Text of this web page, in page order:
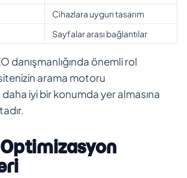
Cihazlara uygun tasarım
Sayfalar arası bağlantılar
danışmanlığında önemli rol
arama motoru
daha iyi bir konumda yer almasına
Optimizasyon